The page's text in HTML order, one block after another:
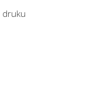
druku